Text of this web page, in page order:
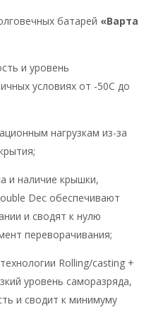
батарей «Варта
и уровень
условиях от -50С до
нагрузкам из-за
и наличие крышки,
Dec обеспечивают
и сводят к нулю
переворачивания;
Rolling/casting +
уровень саморазряда,
и сводит к минимуму